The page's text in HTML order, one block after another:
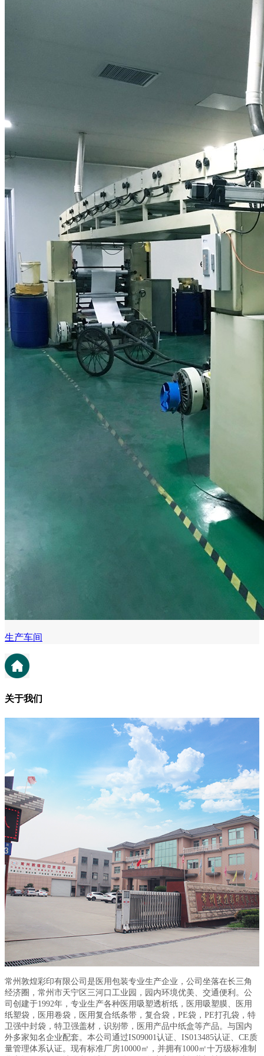
生产车间
关于我们
常州敦煌彩印有限公司是医用包装专业生产企业，公司坐落在长三角
经济圈，常州市天宁区三河口工业园，园内环境优美、交通便利。公
司创建于1992年，专业生产各种医用吸塑透析纸，医用吸塑膜、医用
纸塑袋，医用卷袋，医用复合纸条带，复合袋，PE袋，PE打孔袋，特
卫强中封袋，特卫强盖材，识别带，医用产品中纸盒等产品。与国内
外多家知名企业配套。本公司通过IS09001认证、 IS013485认证、 CE质
量管理体系认证。现有标准厂房10000㎡，并拥有1000㎡十万级标准制